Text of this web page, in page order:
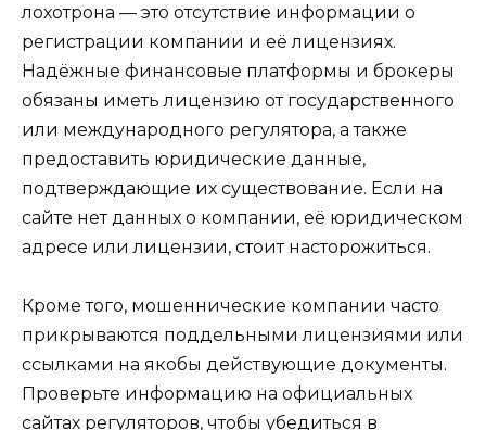
лохотрона — это отсутствие информации о
регистрации компании и её лицензиях.
Надёжные финансовые платформы и брокеры
обязаны иметь лицензию от государственного
или международного регулятора, а также
предоставить юридические данные,
подтверждающие их существование. Если на
сайте нет данных о компании, её юридическом
адресе или лицензии, стоит насторожиться.
Кроме того, мошеннические компании часто
прикрываются поддельными лицензиями или
ссылками на якобы действующие документы.
Проверьте информацию на официальных
сайтах регуляторов, чтобы убедиться в